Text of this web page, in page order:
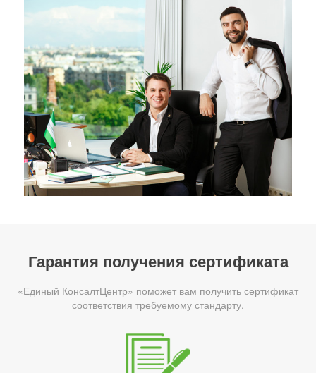
Гарантия получения сертификата
«Единый КонсалтЦентр» поможет вам получить сертификат
соответствия требуемому стандарту.